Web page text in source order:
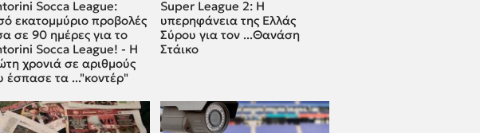
Socca League:
εκατομμύριο προβολές
σε 90 ημέρες για το
Socca League! - Η
χρονιά σε αριθμούς
έσπασε τα ..."κοντέρ"
Super League 2: H
υπερηφάνεια της Ελλάς
Σύρου για τον ...Θανάση
Στάικο